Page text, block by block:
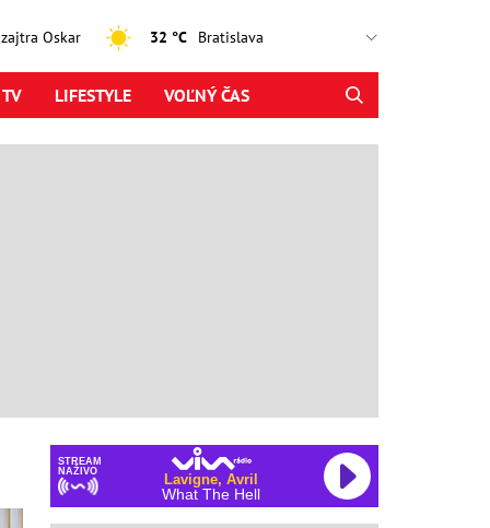
Oskar 32 °C
LIFESTYLE VOĽNÝ ČAS
STREAM
NAŽIVO
Lavigne, Avril
What The Hell